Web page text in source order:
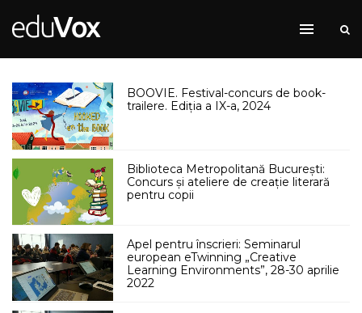
BOOVIE. Festival-concurs de book-
trailere. Ediția a IX-a, 2024
Biblioteca Metropolitană București:
Concurs și ateliere de creație literară
pentru copii
Apel pentru înscrieri: Seminarul
european eTwinning „Creative
Learning Environments”, 28-30 aprilie
2022